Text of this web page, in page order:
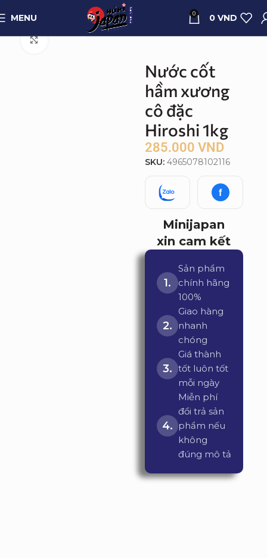
MENU 0 0 VND
Trang chủ Gourmet
Nước cốt
hầm xương
cô đặc
Hiroshi 1kg
285.000 VND
SKU: 4965078102116
f
Minijapan
xin cam kết
Sản phẩm
chính hãng
100%
Giao hàng
nhanh
chóng
Giá thành
tốt luôn tốt
mỗi ngày
Miễn phí
đổi trả sản
phẩm nếu
không
đúng mô tả